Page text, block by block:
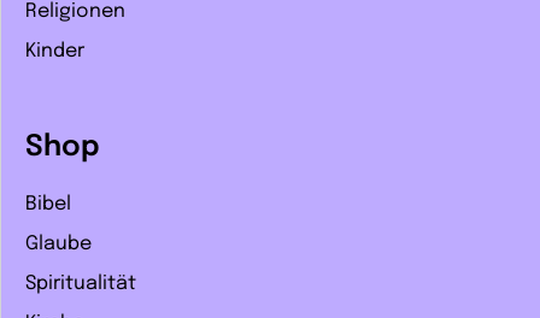
Religionen
Kinder
Shop
Bibel
Glaube
Spiritualität